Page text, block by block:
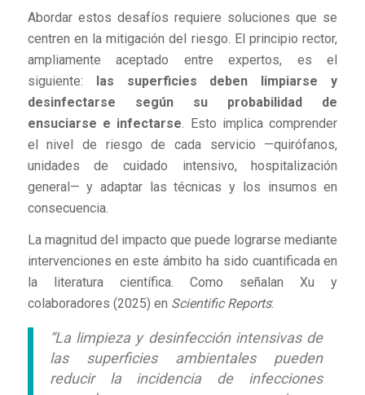
Abordar estos desafíos requiere soluciones que se
centren en la mitigación del riesgo. El principio rector,
ampliamente aceptado entre expertos, es el
siguiente: las superficies deben limpiarse y
desinfectarse según su probabilidad de
ensuciarse e infectarse . Esto implica comprender
el nivel de riesgo de cada servicio —quirófanos,
unidades de cuidado intensivo, hospitalización
general— y adaptar las técnicas y los insumos en
consecuencia.
La magnitud del impacto que puede lograrse mediante
intervenciones en este ámbito ha sido cuantificada en
la literatura científica. Como señalan Xu y
colaboradores (2025) en Scientific Reports:
“La limpieza y desinfección intensivas de
las superficies ambientales pueden
reducir la incidencia de infecciones